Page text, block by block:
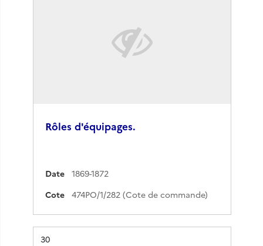
Rôles d'équipages.
Date
1869-1872
Cote
474PO/1/282 (Cote de commande)
Résultat n°
30